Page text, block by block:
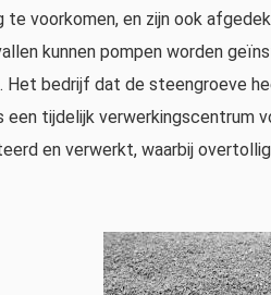
te voorkomen, en zijn ook
kunnen pompen worden
bedrijf dat de steengroeve
een tijdelijk verwerkingscentrum
en verwerkt, waarbij